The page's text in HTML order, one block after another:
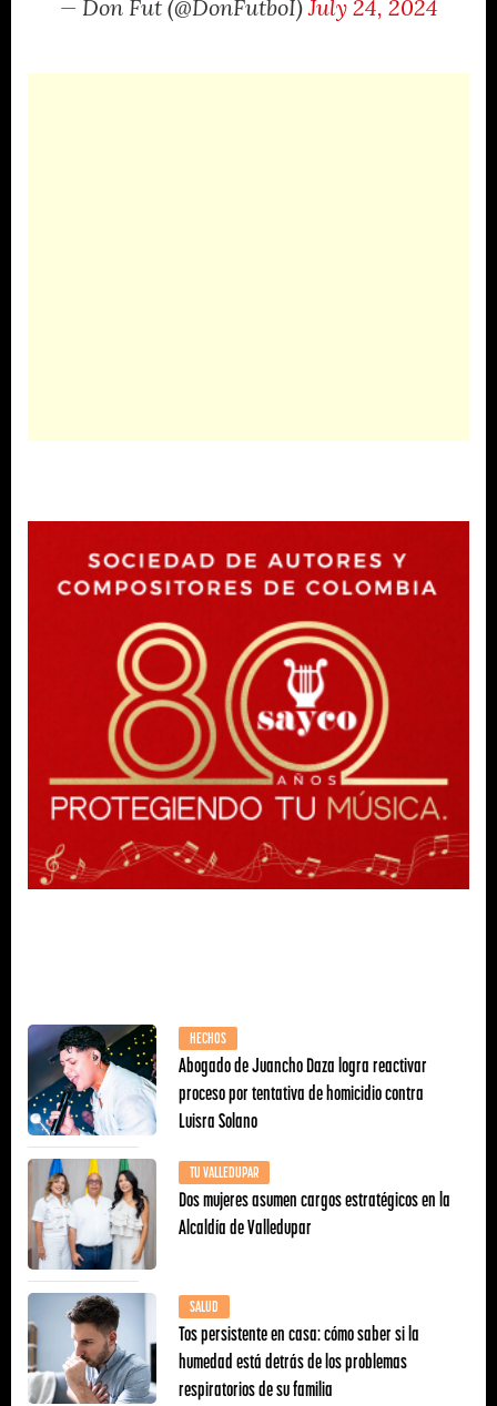
— Don Fut (@DonFutboI)July 24, 2024
HECHOS
Abogado de Juancho Daza logra reactivar
proceso por tentativa de homicidio contra
Luisra Solano
TU VALLEDUPAR
Dos mujeres asumen cargos estratégicos en la
Alcaldía de Valledupar
SALUD
Tos persistente en casa: cómo saber si la
humedad está detrás de los problemas
respiratorios de su familia